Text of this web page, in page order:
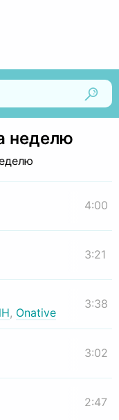
неделю
4:00
3:21
, Onative
3:38
3:02
2:47